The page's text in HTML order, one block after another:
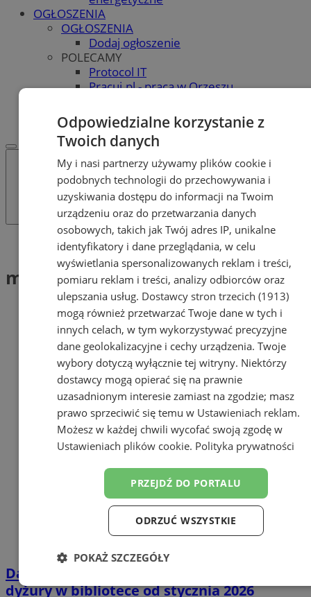
OGŁOSZENIA
OGŁOSZENIA
Dodaj ogłoszenie
POLECAMY
Protocol IT
Pracuj.pl - praca w Orzeszu
WSPÓŁPRACA
Tag: mediacje
mediacje (1)
Darmowa pomoc prawna w Orzeszu:
dyżury w bibliotece od stycznia 2026
Odpowiedzialne korzystanie z
Twoich danych
My i nasi partnerzy używamy plików cookie i
podobnych technologii do przechowywania i
uzyskiwania dostępu do informacji na Twoim
urządzeniu oraz do przetwarzania danych
osobowych, takich jak Twój adres IP, unikalne
identyfikatory i dane przeglądania, w celu
wyświetlania spersonalizowanych reklam i treści,
pomiaru reklam i treści, analizy odbiorców oraz
ulepszania usług. Dostawcy stron trzecich (1913)
mogą również przetwarzać Twoje dane w tych i
innych celach, w tym wykorzystywać precyzyjne
dane geolokalizacyjne i cechy urządzenia. Twoje
wybory dotyczą wyłącznie tej witryny. Niektórzy
dostawcy mogą opierać się na prawnie
uzasadnionym interesie zamiast na zgodzie; masz
prawo sprzeciwić się temu w Ustawieniach reklam.
Możesz w każdej chwili wycofać swoją zgodę w
Ustawieniach plików cookie. Polityka prywatności
PRZEJDŹ DO PORTALU
ODRZUĆ WSZYSTKIE
POKAŻ SZCZEGÓŁY
Niezbędne Wydajność Targetowanie